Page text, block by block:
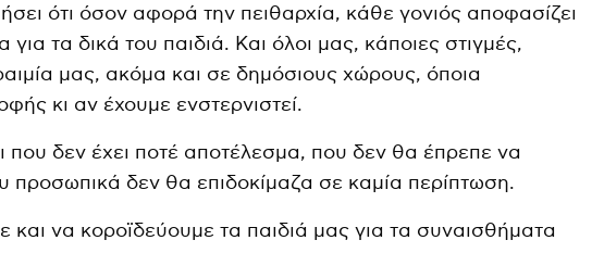
ότι όσον αφορά την πειθαρχία, κάθε γονιός αποφασίζει
για τα δικά του παιδιά. Και όλοι μας, κάποιες στιγμές,
μας, ακόμα και σε δημόσιους χώρους, όποια
κι αν έχουμε ενστερνιστεί.
που δεν έχει ποτέ αποτέλεσμα, που δεν θα έπρεπε να
προσωπικά δεν θα επιδοκίμαζα σε καμία περίπτωση.
και να κοροϊδεύουμε τα παιδιά μας για τα συναισθήματα